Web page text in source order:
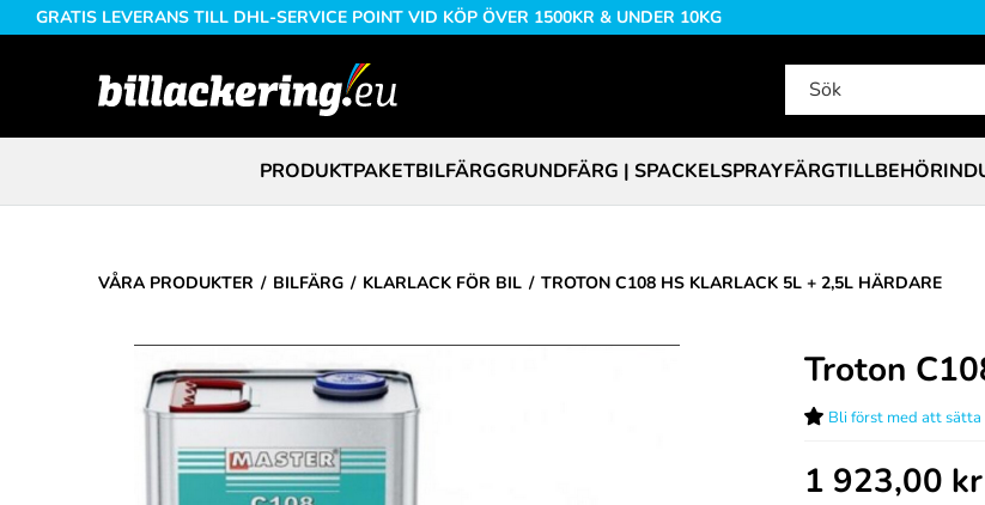
GRATIS LEVERANS TILL DHL-SERVICE POINT VID KÖP ÖVER 1500KR & UNDER 10KG
PRODUKTPAKETBILFÄRGGRUNDFÄRG | SPACKELSPRAYFÄRGTILLBEHÖR
VÅRA PRODUKTER BILFÄRG KLARLACK FÖR BIL TROTON C108 HS KLARLACK 5L + 2,5L HÄRDARE
Troton
Bli först med att
1 923,00 kr